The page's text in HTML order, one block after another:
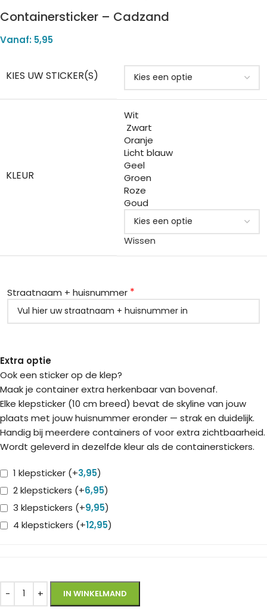
Containersticker – Cadzand
Vanaf: 5,95
KIES UW STICKER(S)
KLEUR
Wit
Zwart
Oranje
Licht blauw
Geel
Groen
Roze
Goud
Wissen
Straatnaam + huisnummer *
Extra optie
Ook een sticker op de klep?
Maak je container extra herkenbaar van bovenaf.
Elke klepsticker (10 cm breed) bevat de skyline van jouw
plaats met jouw huisnummer eronder — strak en duidelijk.
Handig bij meerdere containers of voor extra zichtbaarheid.
Wordt geleverd in dezelfde kleur als de containerstickers.
1 klepsticker (+3,95)
2 klepstickers (+6,95)
3 klepstickers (+9,95)
4 klepstickers (+12,95)
IN WINKELMAND